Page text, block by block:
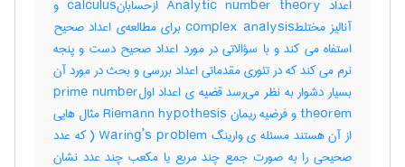
اعداد Analytic number theory ازحسابانcalculus و
آنالیز مختلطcomplex analysis برای مطالعه‌ی اعداد صحیح
استفاه می کند و با سؤالاتی در مورد اعداد صحیح دست و پنجه
نرم می کند که در تئوری مقدماتی اعداد بررسی و بحث در مورد آن
بسیار دشوار به نظر می‌رسد قضیه ی اعداد اولprime number
theorem و فرضیه ریمان Riemann hypothesis مثال هایی
از آن هستند مسئله ی وارینگ Waring’s problem ( که عدد
صحیحی را به صورت جمع چند مربع یا مکعب چند عدد نشان